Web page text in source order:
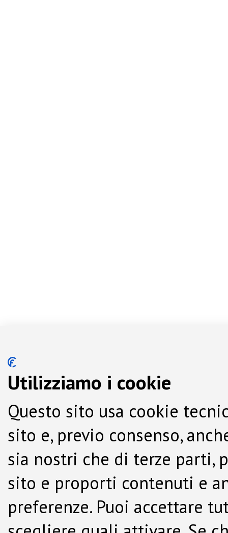
Utilizziamo i cookie
Questo sito usa cookie
sito e, previo consenso,
sia nostri che di terze parti,
sito e proporti contenuti e
preferenze. Puoi accettare